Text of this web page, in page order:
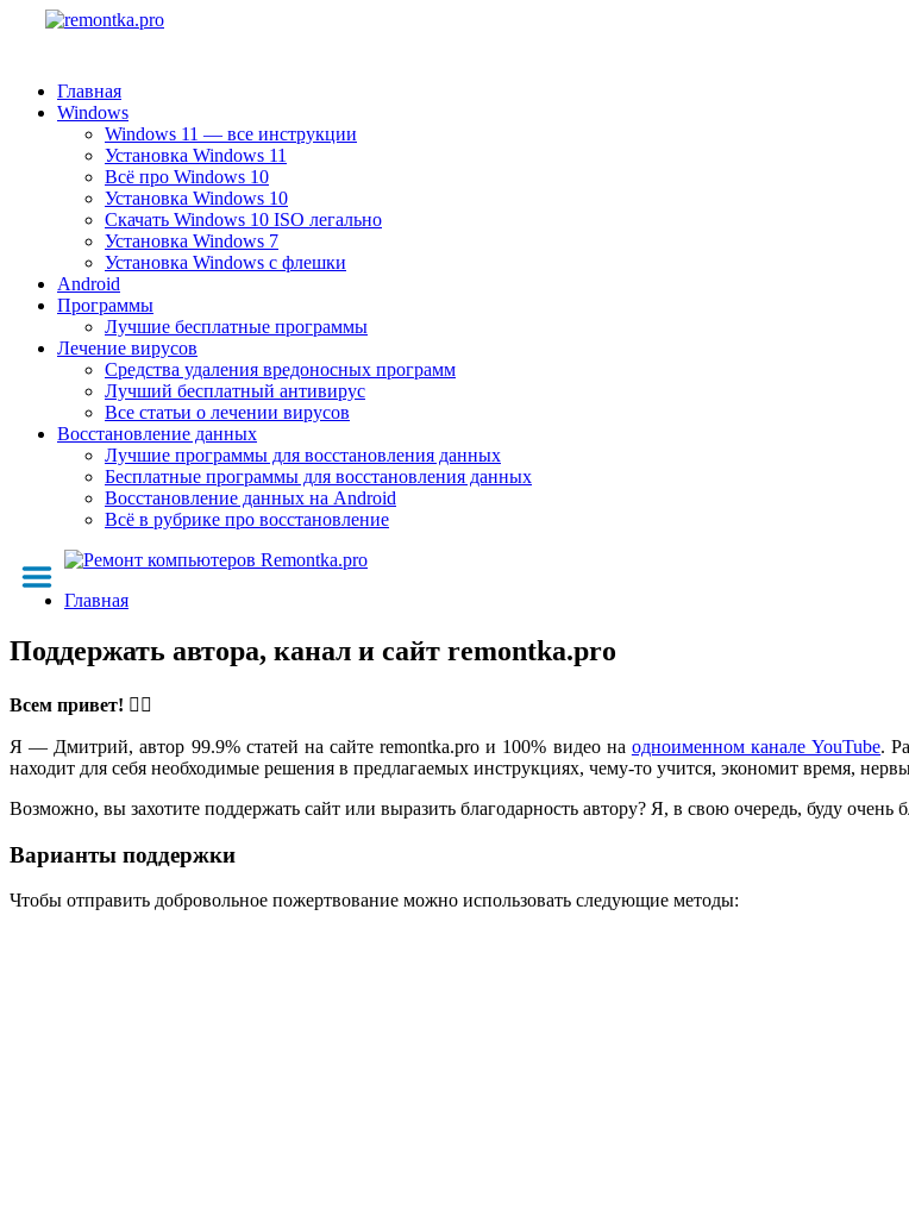
Главная
Windows
Windows 11 — все инструкции
Установка Windows 11
Всё про Windows 10
Установка Windows 10
Скачать Windows 10 ISO легально
Установка Windows 7
Установка Windows с флешки
Android
Программы
Лучшие бесплатные программы
Лечение вирусов
Средства удаления вредоносных программ
Лучший бесплатный антивирус
Все статьи о лечении вирусов
Восстановление данных
Лучшие программы для восстановления данных
Бесплатные программы для восстановления данных
Восстановление данных на Android
Всё в рубрике про восстановление
Главная
Поддержать автора, канал и сайт remontka.pro
Всем привет! 🙋‍♂️
Я — Дмитрий, автор 99.9% статей на сайте remontka.pro и 100% видео на одноименном канале YouTube.
находит для себя необходимые решения в предлагаемых инструкциях, чему-то учится, экономит время,
Возможно, вы захотите поддержать сайт или выразить благодарность автору? Я, в свою очередь, буду очень
Варианты поддержки
Чтобы отправить добровольное пожертвование можно использовать следующие методы: